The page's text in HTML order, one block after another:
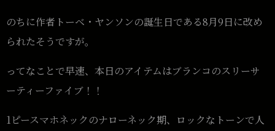
のちに作者トーベ・ヤンソンの誕生日である8月9日に改め
られたそうですが。
ってなことで早速、本日のアイテムはブランコのスリーサ
ーティーファイブ！！
1ピースマホネックのナローネック期、ロックなトーンで人